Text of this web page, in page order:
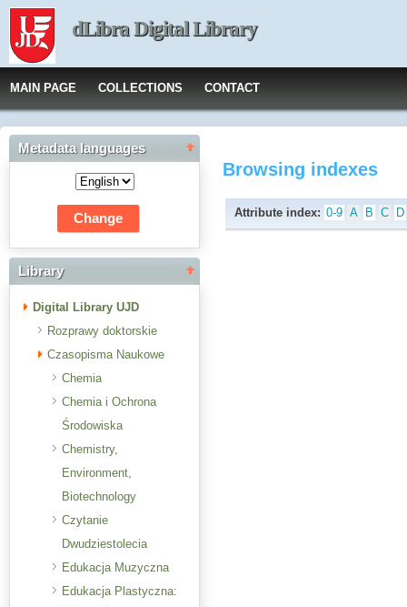
dLibra Digital Library
MAIN PAGE COLLECTIONS CONTACT
Metadata languages
Library
Digital Library UJD
Rozprawy doktorskie
Czasopisma Naukowe
Chemia
Chemia i Ochrona
Środowiska
Chemistry,
Environment,
Biotechnology
Czytanie
Dwudziestolecia
Edukacja Muzyczna
Edukacja Plastyczna:
Browsing indexes
Attribute index: 0-9 A B C D